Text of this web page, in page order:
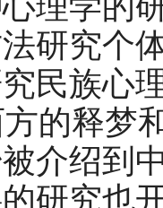
研究个
民族心
的释梦
介绍到
研究也